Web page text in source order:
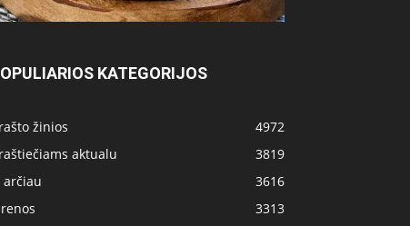
KATEGORIJOS
žinios
4972
aktualu
3819
arčiau
3616
3313